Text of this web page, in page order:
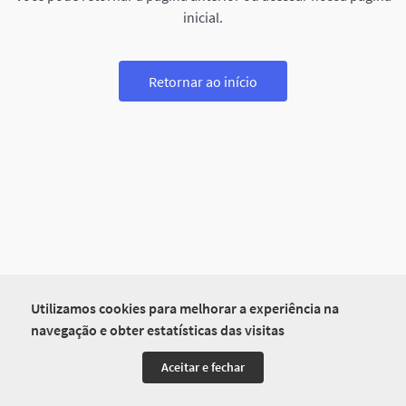
Utilizamos cookies para melhorar a experiência na
navegação e obter estatísticas das visitas
Aceitar e fechar
inicial.
Retornar ao início